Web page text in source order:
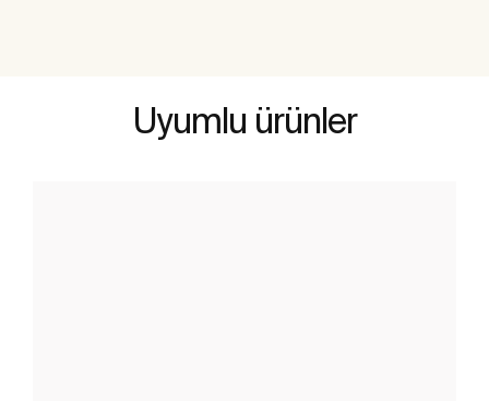
Uyumlu ürünler